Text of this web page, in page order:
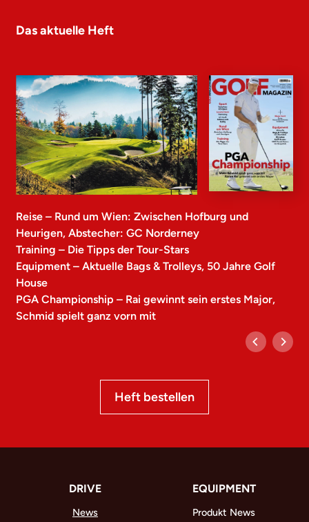
Das aktuelle Heft
Reise – Rund um Wien: Zwischen Hofburg und
Heurigen, Abstecher: GC Norderney
Training – Die Tipps der Tour-Stars
Equipment – Aktuelle Bags & Trolleys, 50 Jahre Golf
House
PGA Championship – Rai gewinnt sein erstes Major,
Schmid spielt ganz vorn mit
Heft bestellen
DRIVE
News
EQUIPMENT
Produkt News